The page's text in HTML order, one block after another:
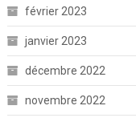
février 2023
janvier 2023
décembre 2022
novembre 2022